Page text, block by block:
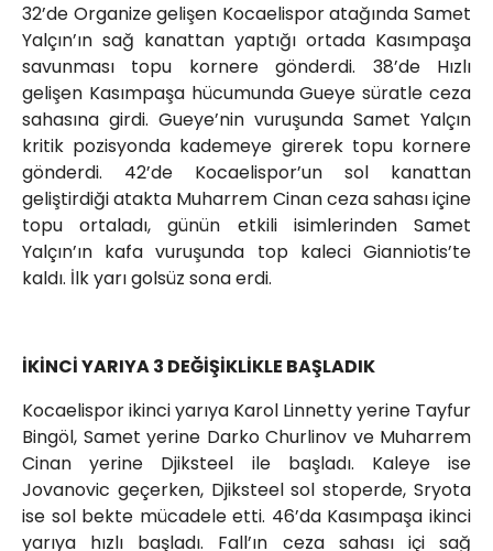
32’de Organize gelişen Kocaelispor atağında Samet
Yalçın’ın sağ kanattan yaptığı ortada Kasımpaşa
savunması topu kornere gönderdi. 38’de Hızlı
gelişen Kasımpaşa hücumunda Gueye süratle ceza
sahasına girdi. Gueye’nin vuruşunda Samet Yalçın
kritik pozisyonda kademeye girerek topu kornere
gönderdi. 42’de Kocaelispor’un sol kanattan
geliştirdiği atakta Muharrem Cinan ceza sahası içine
topu ortaladı, günün etkili isimlerinden Samet
Yalçın’ın kafa vuruşunda top kaleci Gianniotis’te
kaldı. İlk yarı golsüz sona erdi.
İKİNCİ YARIYA 3 DEĞİŞİKLİKLE BAŞLADIK
Kocaelispor ikinci yarıya Karol Linnetty yerine Tayfur
Bingöl, Samet yerine Darko Churlinov ve Muharrem
Cinan yerine Djiksteel ile başladı. Kaleye ise
Jovanovic geçerken, Djiksteel sol stoperde, Sryota
ise sol bekte mücadele etti. 46’da Kasımpaşa ikinci
yarıya hızlı başladı. Fall’ın ceza sahası içi sağ